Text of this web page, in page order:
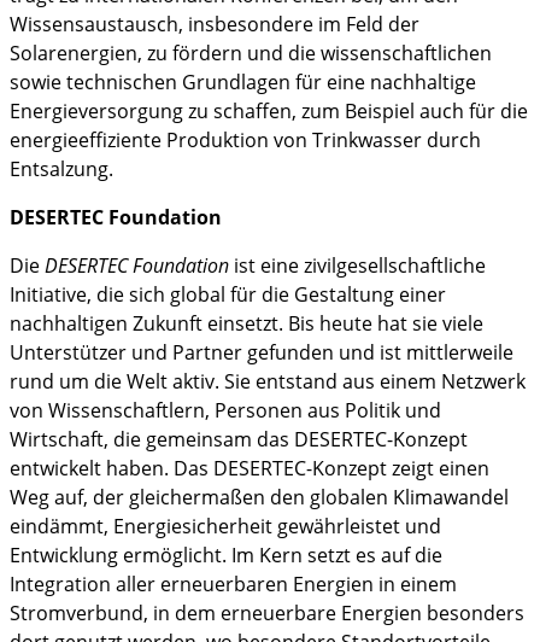
Wissensaustausch, insbesondere im Feld der
Solarenergien, zu fördern und die wissenschaftlichen
sowie technischen Grundlagen für eine nachhaltige
Energieversorgung zu schaffen, zum Beispiel auch für die
energieeffiziente Produktion von Trinkwasser durch
Entsalzung.
DESERTEC Foundation
DieDESERTEC Foundation ist eine zivilgesellschaftliche
Initiative, die sich global für die Gestaltung einer
nachhaltigen Zukunft einsetzt. Bis heute hat sie viele
Unterstützer und Partner gefunden und ist mittlerweile
rund um die Welt aktiv. Sie entstand aus einem Netzwerk
von Wissenschaftlern, Personen aus Politik und
Wirtschaft, die gemeinsam das DESERTEC-Konzept
entwickelt haben. Das DESERTEC-Konzept zeigt einen
Weg auf, der gleichermaßen den globalen Klimawandel
eindämmt, Energiesicherheit gewährleistet und
Entwicklung ermöglicht. Im Kern setzt es auf die
Integration aller erneuerbaren Energien in einem
Stromverbund, in dem erneuerbare Energien besonders